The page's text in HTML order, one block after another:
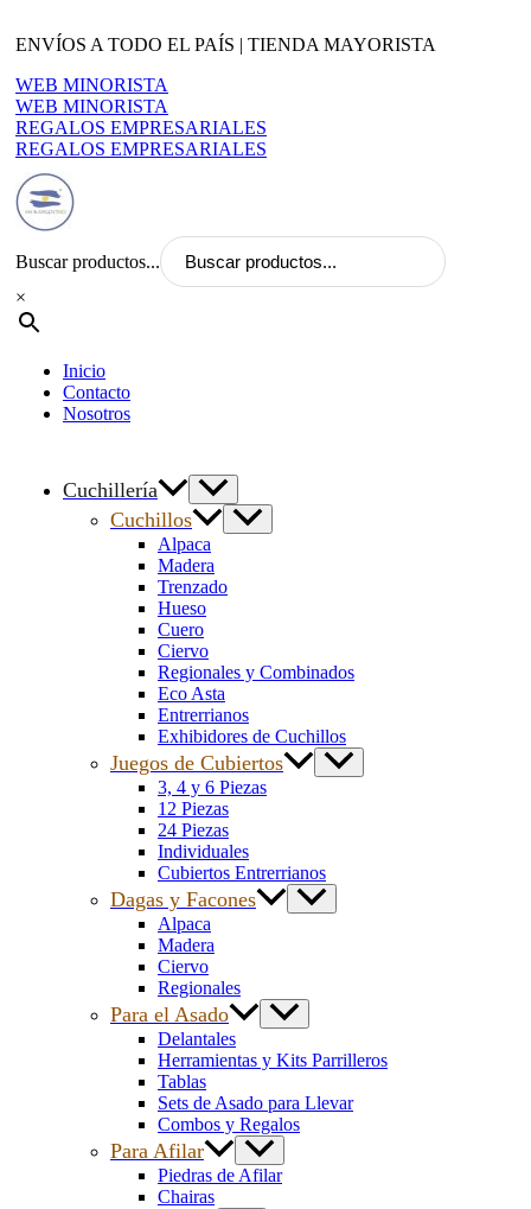
al
ENVÍOS A TODO EL PAÍS | TIENDA MAYORISTA
WEB MINORISTA
WEB MINORISTA
REGALOS EMPRESARIALES
REGALOS EMPRESARIALES
Buscar productos...
×
Inicio
Contacto
Nosotros
Cuchillería
Cuchillos
Alpaca
Madera
Trenzado
Hueso
Cuero
Ciervo
Regionales y Combinados
Eco Asta
Entrerrianos
Exhibidores de Cuchillos
Juegos de Cubiertos
3, 4 y 6 Piezas
12 Piezas
24 Piezas
Individuales
Cubiertos Entrerrianos
Dagas y Facones
Alpaca
Madera
Ciervo
Regionales
Para el Asado
Delantales
Herramientas y Kits Parrilleros
Tablas
Sets de Asado para Llevar
Combos y Regalos
Para Afilar
Piedras de Afilar
Chairas